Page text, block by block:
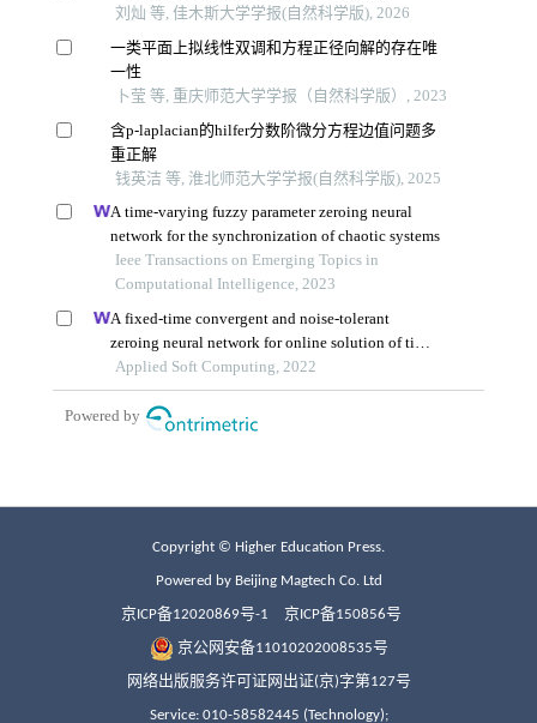
Copyright © Higher Education Press.
Powered by Beijing Magtech Co. Ltd
京ICP备12020869号-1 京ICP备150856号
京公网安备11010202008535号
网络出版服务许可证网出证(京)字第127号
Service: 010-58582445 (Technology);